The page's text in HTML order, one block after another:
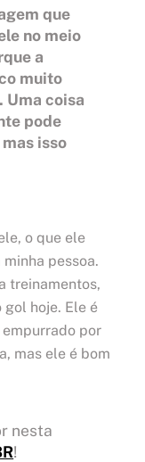
que
no meio
a
muito
coisa
pode
isso
o que ele
pessoa.
treinamentos,
hoje. Ele é
empurrado por
mas ele é bom
nesta
!